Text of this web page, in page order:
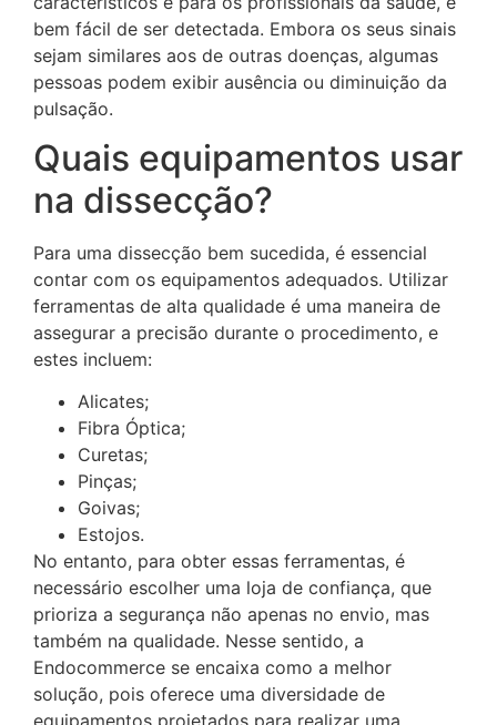
bem fácil de ser detectada. Embora os seus sinais
sejam similares aos de outras doenças, algumas
pessoas podem exibir ausência ou diminuição da
pulsação.
Quais equipamentos usar
na dissecção?
Para uma dissecção bem sucedida, é essencial
contar com os equipamentos adequados. Utilizar
ferramentas de alta qualidade é uma maneira de
assegurar a precisão durante o procedimento, e
estes incluem:
Alicates;
Fibra Óptica;
Curetas;
Pinças;
Goivas;
Estojos.
No entanto, para obter essas ferramentas, é
necessário escolher uma loja de confiança, que
prioriza a segurança não apenas no envio, mas
também na qualidade. Nesse sentido, a
Endocommerce se encaixa como a melhor
solução, pois oferece uma diversidade de